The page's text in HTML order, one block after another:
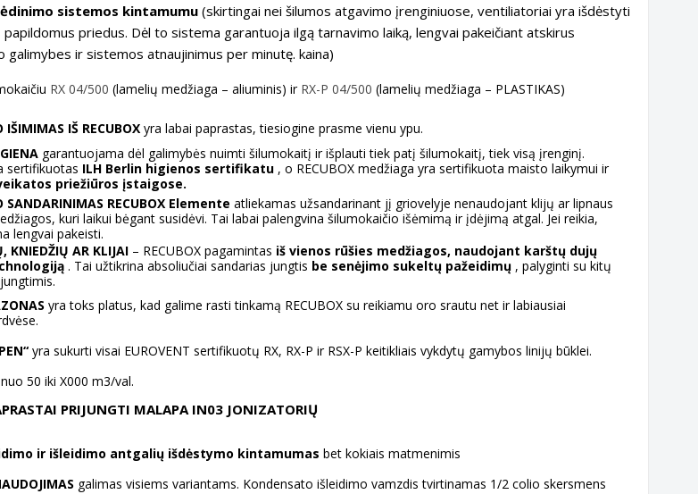
sistemos kintamumu(skirtingai nei šilumos atgavimo įrenginiuose, ventiliatoriai yra išdėstyti
priedus. Dėl to sistema garantuoja ilgą tarnavimo laiką, lengvai pakeičiant atskirus
ir sistemos atnaujinimus per minutę. kaina)
RX 04/500 (lamelių medžiaga – aliuminis) ir RX-P 04/500 (lamelių medžiaga – PLASTIKAS)
IŠIMIMAS IŠ RECUBOXyra labai paprastas, tiesiogine prasme vienu ypu.
garantuojama dėl galimybės nuimti šilumokaitį ir išplauti tiek patį šilumokaitį, tiek visą įrenginį.
sertifikuotas ILH Berlin higienos sertifikatu, o RECUBOX medžiaga yra sertifikuota maisto laikymui ir
priežiūros įstaigose.
SANDARINIMAS RECUBOX Elemente atliekamas užsandarinant jį griovelyje nenaudojant klijų ar lipnaus
kuri laikui bėgant susidėvi. Tai labai palengvina šilumokaičio išėmimą ir įdėjimą atgal. Jei reikia,
lengvai pakeisti.
KNIEDŽIŲ AR KLIJAI– RECUBOX pagamintas iš vienos rūšies medžiagos, naudojant karštų dujų
. Tai užtikrina absoliučiai sandarias jungtis be senėjimo sukeltų pažeidimų, palyginti su kitų
yra toks platus, kad galime rasti tinkamą RECUBOX su reikiamu oro srautu net ir labiausiai
yra sukurti visai EUROVENT sertifikuotų RX, RX-P ir RSX-P keitikliais vykdytų gamybos linijų būklei.
50 iki X000 m3/val.
PRIJUNGTI MALAPA IN03 JONIZATORIŲ
ir išleidimo antgalių išdėstymo kintamumas bet kokiais matmenimis
galimas visiems variantams. Kondensato išleidimo vamzdis tvirtinamas 1/2 colio skersmens